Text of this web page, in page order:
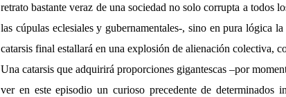
retrato bastante veraz de una sociedad no solo corrupta a todos
las cúpulas eclesiales y gubernamentales-, sino en pura lógica
catarsis final estallará en una explosión de alienación colectiva,
Una catarsis que adquirirá proporciones gigantescas –por
ver en este episodio un curioso precedente de determinados